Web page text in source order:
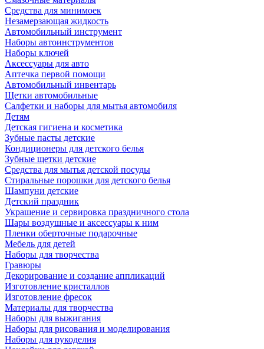
Средства для минимоек
Незамерзающая жидкость
Автомобильный инструмент
Наборы автоинструментов
Наборы ключей
Аксессуары для авто
Аптечка первой помощи
Автомобильный инвентарь
Щетки автомобильные
Салфетки и наборы для мытья автомобиля
Детям
Детская гигиена и косметика
Зубные пасты детские
Кондиционеры для детского белья
Зубные щетки детские
Средства для мытья детской посуды
Стиральные порошки для детского белья
Шампуни детские
Детский праздник
Украшение и сервировка праздничного стола
Шары воздушные и аксессуары к ним
Пленки оберточные подарочные
Мебель для детей
Наборы для творчества
Гравюры
Декорирование и создание аппликаций
Изготовление кристаллов
Изготовление фресок
Материалы для творчества
Наборы для выжигания
Наборы для рисования и моделирования
Наборы для рукоделия